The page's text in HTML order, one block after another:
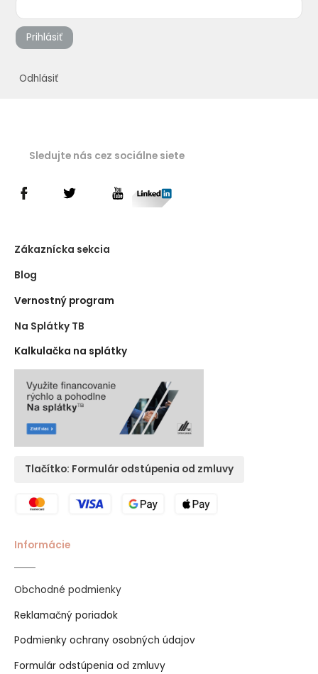
Prihlásiť
Odhlásiť
Sledujte nás cez sociálne siete
Zákaznícka sekcia
Blog
Vernostný program
Na Splátky TB
Kalkulačka na splátky
Tlačítko: Formulár odstúpenia od zmluvy
Informácie
Obchodné podmienky
Reklamačný poriadok
Podmienky ochrany osobných údajov
Formulár odstúpenia od zmluvy